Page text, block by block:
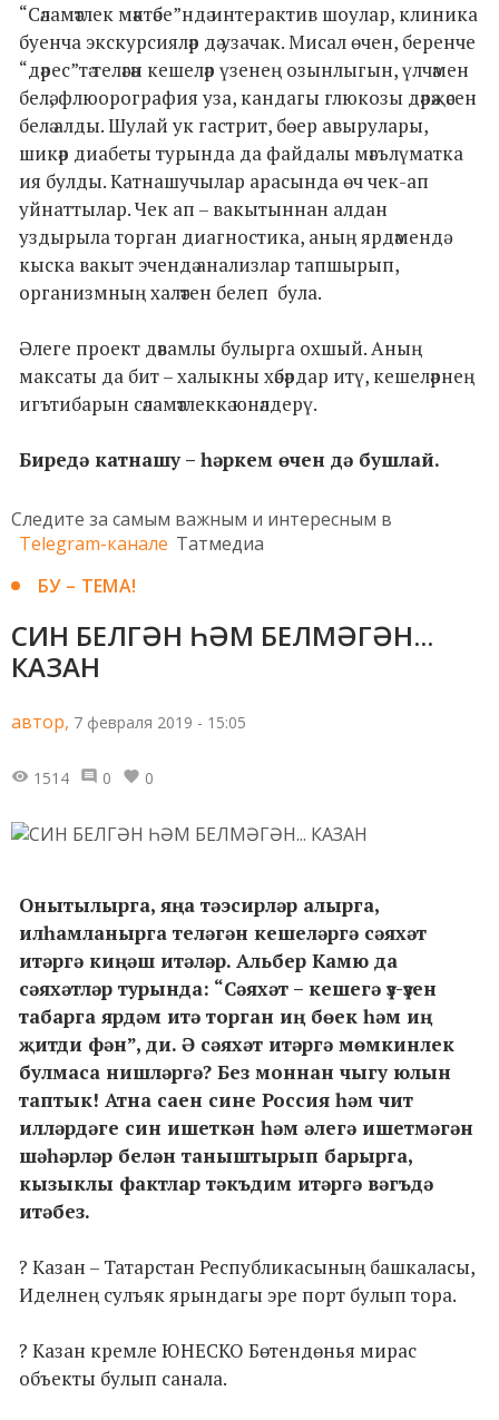
“Сәламәтлек мәктәбе”ндә интерактив шоулар, клиника
буенча экскурсияләр дә узачак. Мисал өчен, беренче
“дәрес”тә теләгән кешеләр үзенең озынлыгын, үлчәмен
белә, флюорография уза, кандагы глюкозы дәрәҗәсен
белә алды. Шулай ук гастрит, бөер авырулары,
шикәр диабеты турында да файдалы мәгълүматка
ия булды. Катнашучылар арасында өч чек-ап
уйнаттылар. Чек ап – вакытыннан алдан
уздырыла торган диагностика, аның ярдәмендә
кыска вакыт эчендә анализлар тапшырып,
организмның халәтен белеп була.
Әлеге проект дәвамлы булырга охшый. Аның
максаты да бит – халыкны хәбәрдар итү, кешеләрнең
игътибарын сәламәтлеккә юнәлдерү.
Биредә катнашу – һәркем өчен дә бушлай.
Следите за самым важным и интересным в
Telegram-канале Татмедиа
БУ – ТЕМА!
СИН БЕЛГӘН ҺӘМ БЕЛМӘГӘН...
КАЗАН
автор, 7 февраля 2019 - 15:05
1514 0 0
Онытылырга, яңа тәэсирләр алырга,
илһамланырга теләгән кешеләргә сәяхәт
итәргә киңәш итәләр. Альбер Камю да
сәяхәтләр турында: “Сәяхәт – кешегә үз-үзен
табарга ярдәм итә торган иң бөек һәм иң
җитди фән”, ди. Ә сәяхәт итәргә мөмкинлек
булмаса нишләргә? Без моннан чыгу юлын
таптык! Атна саен сине Россия һәм чит
илләрдәге син ишеткән һәм әлегә ишетмәгән
шәһәрләр белән таныштырып барырга,
кызыклы фактлар тәкъдим итәргә вәгъдә
итәбез.
? Казан – Татарстан Республикасының башкаласы,
Иделнең сулъяк ярындагы эре порт булып тора.
? Казан кремле ЮНЕСКО Бөтендөнья мирас
объекты булып санала.